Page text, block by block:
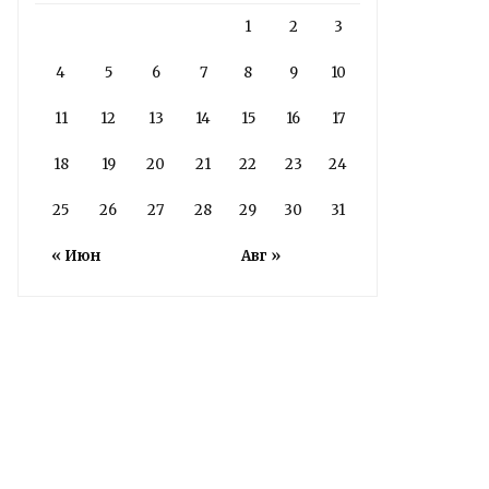
« Июн Авг »
1 2 3
4 5 6 7 8 9 10
11 12 13 14 15 16 17
18 19 20 21 22 23 24
25 26 27 28 29 30 31